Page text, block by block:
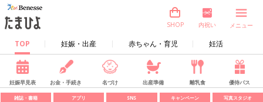
TOP 妊娠・出産 赤ちゃん・育児 妊活
SHOP 内祝い メニュー
妊娠早見表 お金・手続き 名づけ 出産準備 離乳食 優待パス
雑誌・書籍 アプリ SNS キャンペーン 写真スタジオ